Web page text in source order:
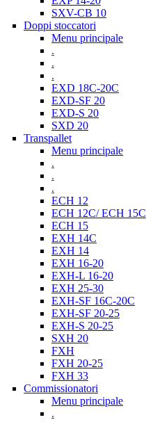
SXV-CB 10
Doppi stoccatori
Menu principale
.
.
.
EXD 18C-20C
EXD-SF 20
EXD-S 20
SXD 20
Transpallet
Menu principale
.
.
.
ECH 12
ECH 12C/ ECH 15C
ECH 15
EXH 14C
EXH 14
EXH 16-20
EXH-L 16-20
EXH 25-30
EXH-SF 16C-20C
EXH-SF 20-25
EXH-S 20-25
SXH 20
FXH
FXH 20-25
FXH 33
Commissionatori
Menu principale
.